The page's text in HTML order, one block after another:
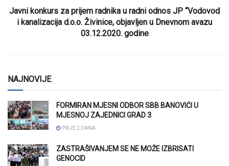
Javni konkurs za prijem radnika u radni odnos JP “Vodovod
i kanalizacija d.o.o. Živinice, objavljen u Dnevnom avazu
03.12.2020. godine
NAJNOVIJE
FORMIRAN MJESNI ODBOR SBB BANOVIĆI U
MJESNOJ ZAJEDNICI GRAD 3
PRIJE 2 DANA
ZASTRAŠIVANJEM SE NE MOŽE IZBRISATI
GENOCID